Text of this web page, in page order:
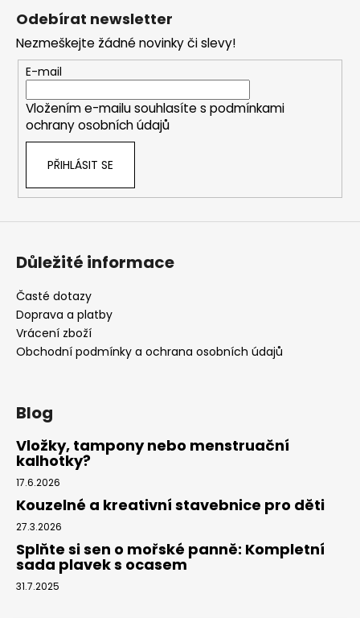
Odebírat newsletter
Nezmeškejte žádné novinky či slevy!
E-mail
Vložením e-mailu souhlasíte s podmínkami
ochrany osobních údajů
PŘIHLÁSIT SE
Důležité informace
Časté dotazy
Doprava a platby
Vrácení zboží
Obchodní podmínky a ochrana osobních údajů
Blog
Vložky, tampony nebo menstruační
kalhotky?
17.6.2026
Kouzelné a kreativní stavebnice pro děti
27.3.2026
Splňte si sen o mořské panně: Kompletní
sada plavek s ocasem
31.7.2025